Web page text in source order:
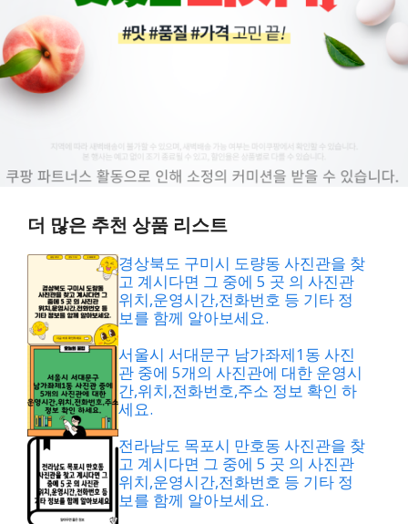
더 많은 추천 상품 리스트
경상북도 구미시 도량동 사진관을 찾
고 계시다면 그 중에 5 곳 의 사진관
위치,운영시간,전화번호 등 기타 정
보를 함께 알아보세요.
서울시 서대문구 남가좌제1동 사진
관 중에 5개의 사진관에 대한 운영시
간,위치,전화번호,주소 정보 확인 하
세요.
전라남도 목포시 만호동 사진관을 찾
고 계시다면 그 중에 5 곳 의 사진관
위치,운영시간,전화번호 등 기타 정
보를 함께 알아보세요.